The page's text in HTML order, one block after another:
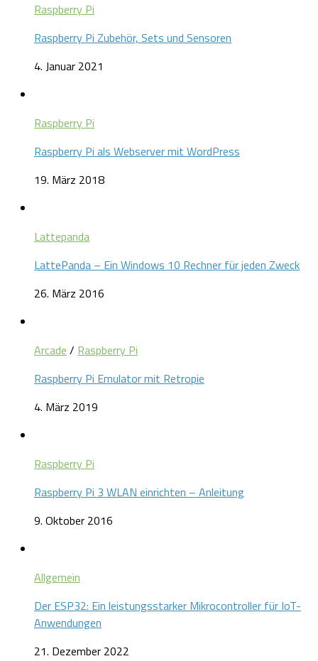
Raspberry Pi
Raspberry Pi Zubehör, Sets und Sensoren
4. Januar 2021
Raspberry Pi
Raspberry Pi als Webserver mit WordPress
19. März 2018
Lattepanda
LattePanda – Ein Windows 10 Rechner für jeden Zweck
26. März 2016
Arcade / Raspberry Pi
Raspberry Pi Emulator mit Retropie
4. März 2019
Raspberry Pi
Raspberry Pi 3 WLAN einrichten – Anleitung
9. Oktober 2016
Allgemein
Der ESP32: Ein leistungsstarker Mikrocontroller für IoT-
Anwendungen
21. Dezember 2022